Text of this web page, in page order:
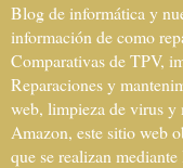
Blog de informática y
información de como
Comparativas de TPV,
Reparaciones y
web, limpieza de virus
Amazon, este sitio web
que se realizan